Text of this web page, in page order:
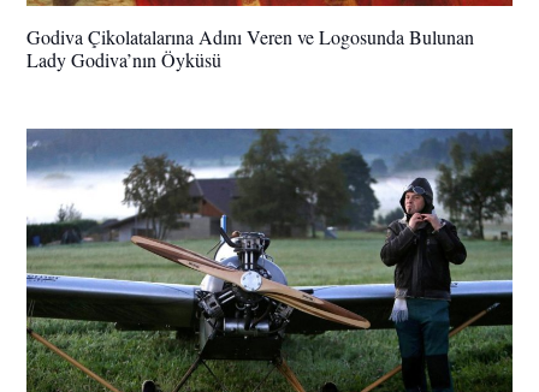
Godiva Çikolatalarına Adını Veren ve Logosunda Bulunan
Lady Godiva’nın Öyküsü